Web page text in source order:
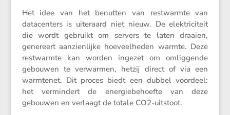
Het idee van het benutten van restwarmte van
datacen­ters is uiter­aard niet nieuw. De elektri­ci­teit
die wordt gebruikt om servers te laten draaien,
genereert aanzien­lijke hoeveel­heden warmte. Deze
restwarmte kan worden ingezet om omlig­gende
gebouwen te verwarmen, hetzij direct of via een
warmtenet. Dit proces biedt een dubbel voordeel:
het vermin­dert de energie­be­hoefte van deze
gebouwen en verlaagt de totale CO2-uitstoot.